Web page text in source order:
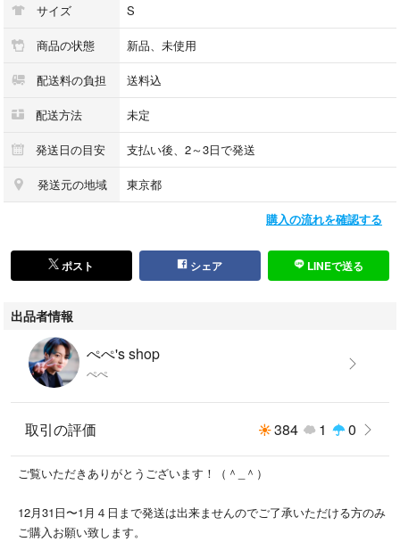
サイズ S
商品の状態 新品、未使用
配送料の負担 送料込
配送方法 未定
発送日の目安 支払い後、2～3日で発送
発送元の地域 東京都
購入の流れを確認する
ポスト シェア LINEで送る
出品者情報
ぺぺ's shop
ぺぺ
取引の評価 384 1 0
ご覧いただきありがとうございます！（＾_＾）
12月31日〜1月４日まで発送は出来ませんのでご了承いただける方のみ
ご購入お願い致します。